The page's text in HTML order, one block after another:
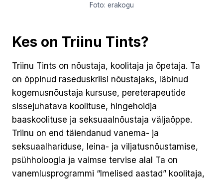
Foto: erakogu
Kes on Triinu Tints?
Triinu Tints on nõustaja, koolitaja ja õpetaja. Ta
on õppinud raseduskriisi nõustajaks, läbinud
kogemusnõustaja kursuse, pereterapeutide
sissejuhatava koolituse, hingehoidja
baaskoolituse ja seksuaalnõustaja väljaõppe.
Triinu on end täiendanud vanema- ja
seksuaalhariduse, leina- ja viljatusnõustamise,
psühholoogia ja vaimse tervise alal Ta on
vanemlusprogrammi “Imelised aastad” koolitaja,